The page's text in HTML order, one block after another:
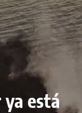
está